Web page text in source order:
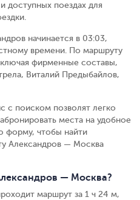
доступных поездах для
начинается в 03:03,
времени. По маршруту
фирменные составы,
Виталий Предыбайлов,
с поиском позволят легко
места на удобное
форму, чтобы найти
Александров — Москва
— Москва?
маршрут за 1 ч 24 м,